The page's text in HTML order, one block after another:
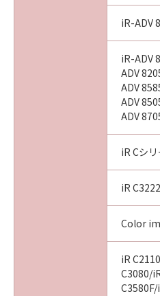
iR-ADV
iR-ADV
ADV
ADV
ADV
ADV
iR Cシ
iR
Color
iR
C3080/